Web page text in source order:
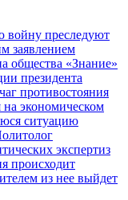
войну преследуют
заявлением
общества «Знание»
президента
противостояния
на экономическом
ситуацию
экспертиз
происходит
из нее выйдет